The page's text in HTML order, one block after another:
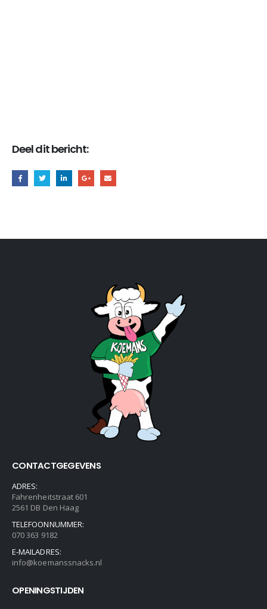
Deel dit bericht:
CONTACTGEGEVENS
ADRES:
Fahrenheitstraat 601
2561 DB Den Haag
TELEFOONNUMMER:
070 363 9182
E-MAILADRES:
info@koemanssnacks.nl
OPENINGSTIJDEN